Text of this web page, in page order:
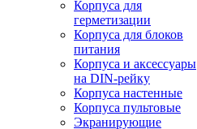
Корпуса для
герметизации
Корпуса для блоков
питания
Корпуса и аксессуары
на DIN-рейку
Корпуса настенные
Корпуса пультовые
Экранирующие